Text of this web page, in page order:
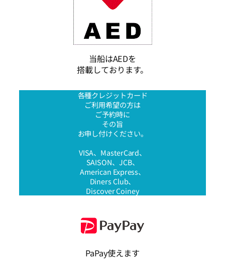
当船はAEDを
搭載しております。
各種クレジットカード
ご利用希望の方は
ご予約時に
その旨
お申し付けください。
VISA、MasterCard、
SAISON、JCB、
American Express、
Diners Club、
Discover Coiney
PaPay使えます